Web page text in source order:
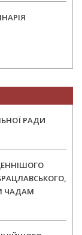
РАДИ
ЧАДАМ